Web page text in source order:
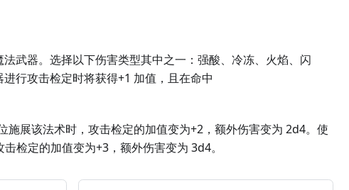
武器。选择以下伤害类型其中之一：强酸、冷冻、火焰、闪
行攻击检定时将获得+1 加值，且在命中
施展该法术时，攻击检定的加值变为+2，额外伤害变为 2d4。使
检定的加值变为+3，额外伤害变为 3d4。